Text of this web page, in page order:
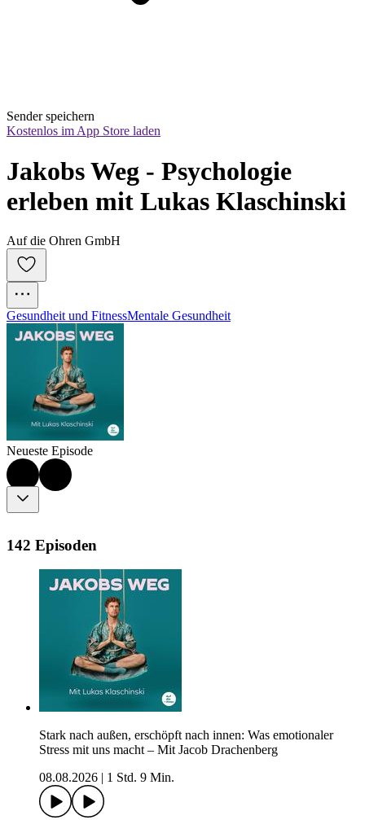
Sender speichern
Kostenlos im App Store laden
Jakobs Weg - Psychologie
erleben mit Lukas Klaschinski
Auf die Ohren GmbH
Gesundheit und FitnessMentale Gesundheit
Neueste Episode
142 Episoden
Stark nach außen, erschöpft nach innen: Was emotionaler
Stress mit uns macht – Mit Jacob Drachenberg
08.08.2026
1 Std. 9 Min.